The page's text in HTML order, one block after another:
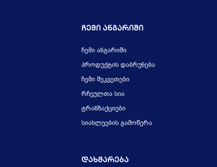
Ჩემი Ანგარიში
ჩემი ანგარიში
პროდუქტის დაბრუნება
ჩემი შეკვეთები
რჩეულთა სია
ტრანზაქციები
სიახლეების გამოწერა
Დახმარება